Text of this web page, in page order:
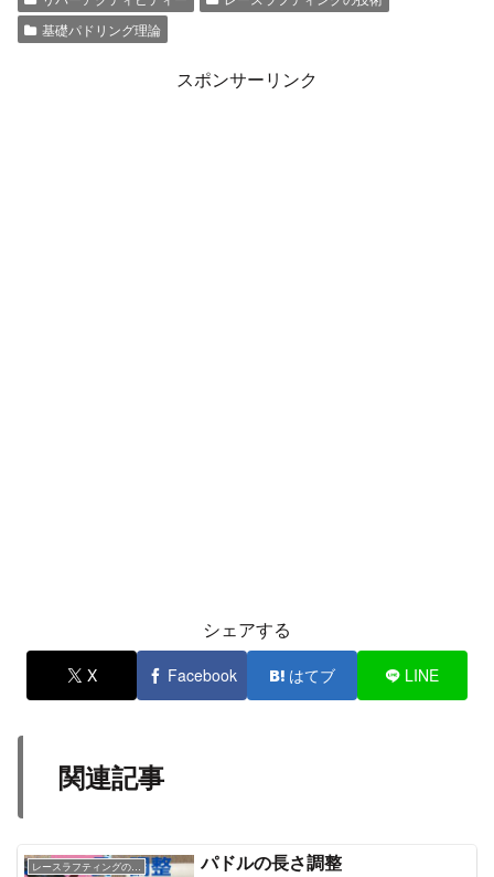
基礎パドリング理論
スポンサーリンク
シェアする
X Facebook はてブ LINE
関連記事
レースラフティングの技術 パドルの長さ調整